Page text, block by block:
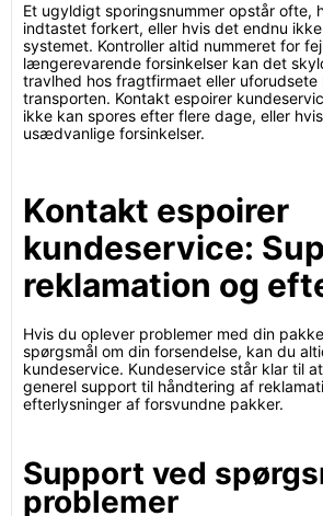
Et ugyldigt sporingsnummer opstår ofte,
indtastet forkert, eller hvis det endnu
systemet. Kontroller altid nummeret for
længerevarende forsinkelser kan det
travlhed hos fragtfirmaet eller
transporten. Kontakt espoirer
ikke kan spores efter flere dage, eller
usædvanlige forsinkelser.
Kontakt espoirer
kundeservice:
reklamation og
Hvis du oplever problemer med din
spørgsmål om din forsendelse, kan du
kundeservice. Kundeservice står klar til
generel support til håndtering af
efterlysninger af forsvundne pakker.
Support ved
problemer